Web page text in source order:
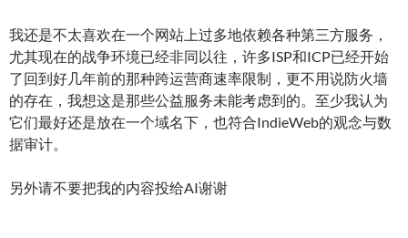
我还是不太喜欢在一个网站上过多地依赖各种第三方服务，
尤其现在的战争环境已经非同以往，许多ISP和ICP已经开始
了回到好几年前的那种跨运营商速率限制，更不用说防火墙
的存在，我想这是那些公益服务未能考虑到的。至少我认为
它们最好还是放在一个域名下，也符合IndieWeb的观念与数
据审计。
另外请不要把我的内容投给AI谢谢